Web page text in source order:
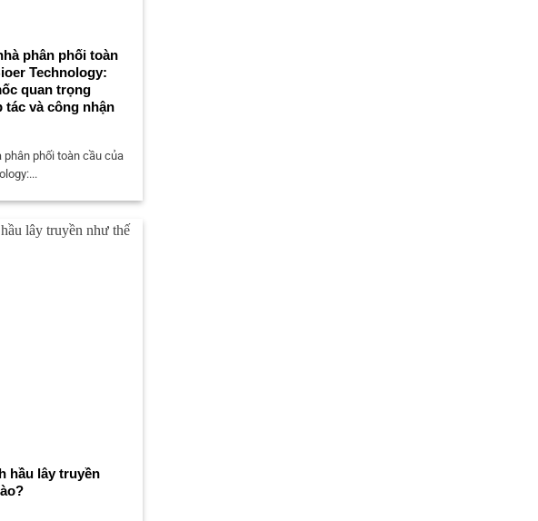
phân phối toàn
Technology:
quan trọng
tác và công nhận
phân phối toàn cầu của
hầu lây truyền